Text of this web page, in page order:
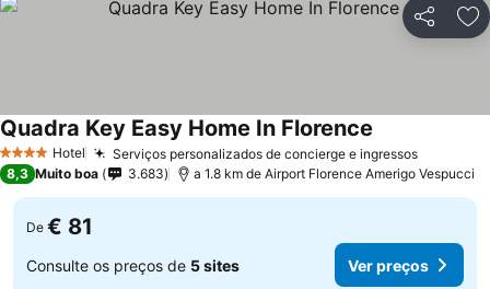
Partilhar
4 EstrelasHotel Serviços personalizados de concierge e ingressosVer
Quadra Key Easy Home In Florence
8,3 Muito boa 3.683 a 1.8 km de Airport Florence Amerigo Vespucci
De € 81
Consulte os preços de 5 sites Ver preços